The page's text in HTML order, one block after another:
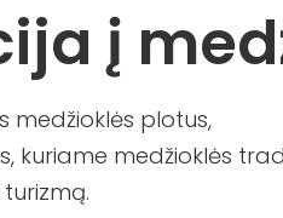
į
medžioklės plotus,
kuriame medžioklės